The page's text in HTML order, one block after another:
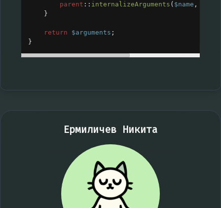
parent :: internalizeArguments ( $name ,
}
return $arguments ;
}
Ермиличев Никита